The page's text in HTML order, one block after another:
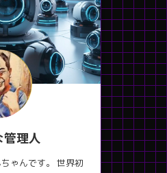
管理人
ゃんです。 世界初